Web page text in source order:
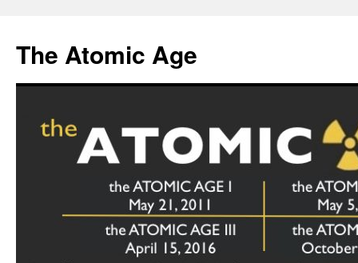
content
The Atomic Age